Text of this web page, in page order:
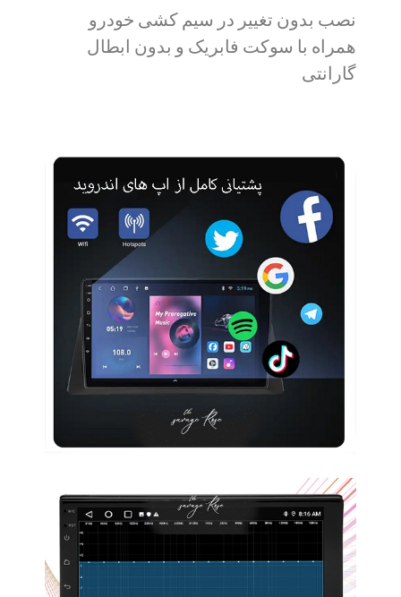
نصب بدون تغییر در سیم کشی خودرو
همراه با سوکت فابریک و بدون ابطال
گارانتی